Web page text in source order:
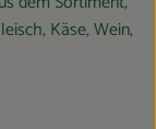
Käse, Wein,